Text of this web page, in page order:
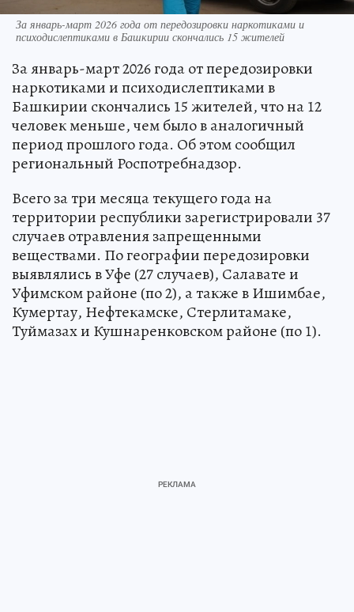
За январь-март 2026 года от передозировки наркотиками и
психодислептиками в Башкирии скончались 15 жителей
За январь-март 2026 года от передозировки
наркотиками и психодислептиками в
Башкирии скончались 15 жителей, что на 12
человек меньше, чем было в аналогичный
период прошлого года. Об этом сообщил
региональный Роспотребнадзор.
Всего за три месяца текущего года на
территории республики зарегистрировали 37
случаев отравления запрещенными
веществами. По географии передозировки
выявлялись в Уфе (27 случаев), Салавате и
Уфимском районе (по 2), а также в Ишимбае,
Кумертау, Нефтекамске, Стерлитамаке,
Туймазах и Кушнаренковском районе (по 1).